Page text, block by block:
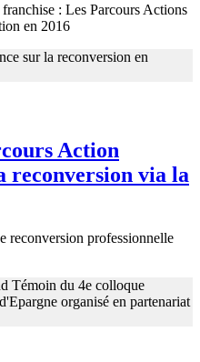
: Les Parcours Actions
en 2016
Action
reconversion via la
reconversion professionnelle